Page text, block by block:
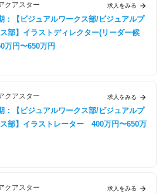
クアスター
：【ビジュアルワークス部/ビジュアルプ
部】イラストディレクター(リーダー候
万円〜650万円
求人をみる
クアスター
：【ビジュアルワークス部/ビジュアルプ
部】イラストレーター
400万円〜650万
求人をみる
クアスター 求人をみる